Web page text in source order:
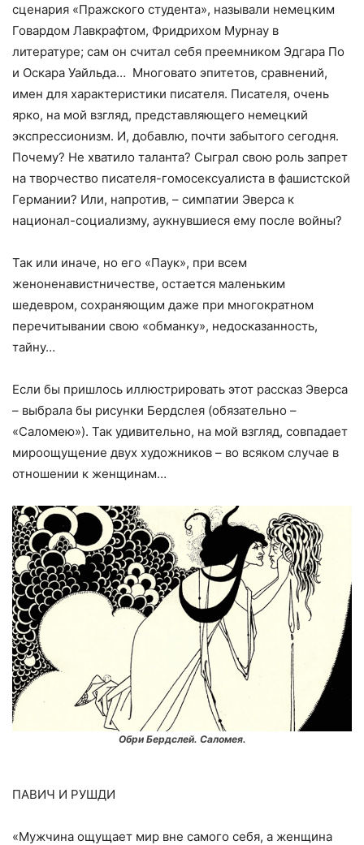
сценария «Пражского студента», называли немецким
Говардом Лавкрафтом, Фридрихом Мурнау в
литературе; сам он считал себя преемником Эдгара По
и Оскара Уайльда… Многовато эпитетов, сравнений,
имен для характеристики писателя. Писателя, очень
ярко, на мой взгляд, представляющего немецкий
экспрессионизм. И, добавлю, почти забытого сегодня.
Почему? Не хватило таланта? Сыграл свою роль запрет
на творчество писателя-гомосексуалиста в фашистской
Германии? Или, напротив, – симпатии Эверса к
национал-социализму, аукнувшиеся ему после войны?
Так или иначе, но его «Паук», при всем
женоненавистничестве, остается маленьким
шедевром, сохраняющим даже при многократном
перечитывании свою «обманку», недосказанность,
тайну…
Если бы пришлось иллюстрировать этот рассказ Эверса
– выбрала бы рисунки Бердслея (обязательно –
«Саломею»). Так удивительно, на мой взгляд, совпадает
мироощущение двух художников – во всяком случае в
отношении к женщинам…
Обри Бердслей. Саломея.
ПАВИЧ И РУШДИ
«Мужчина ощущает мир вне самого себя, а женщина